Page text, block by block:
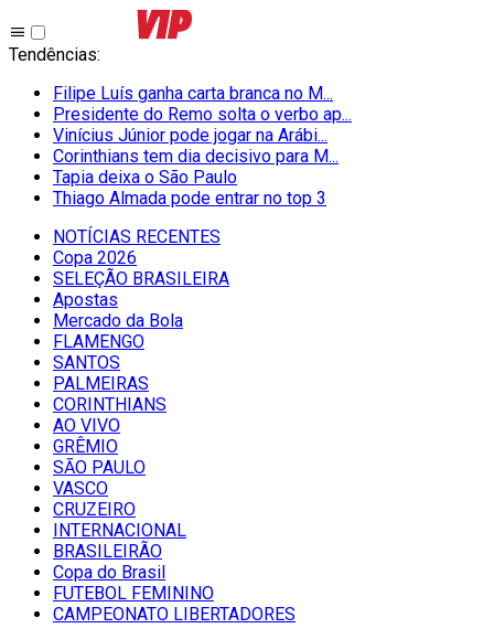
Tendências:
Filipe Luís ganha carta branca no M...
Presidente do Remo solta o verbo ap...
Vinícius Júnior pode jogar na Arábi...
Corinthians tem dia decisivo para M...
Tapia deixa o São Paulo
Thiago Almada pode entrar no top 3
NOTÍCIAS RECENTES
Copa 2026
SELEÇÃO BRASILEIRA
Apostas
Mercado da Bola
FLAMENGO
SANTOS
PALMEIRAS
CORINTHIANS
AO VIVO
GRÊMIO
SĀO PAULO
VASCO
CRUZEIRO
INTERNACIONAL
BRASILEIRÃO
Copa do Brasil
FUTEBOL FEMININO
CAMPEONATO LIBERTADORES